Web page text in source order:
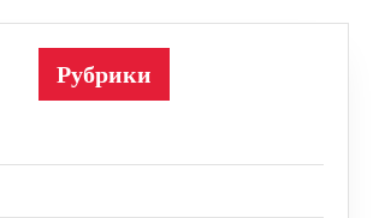
Рубрики